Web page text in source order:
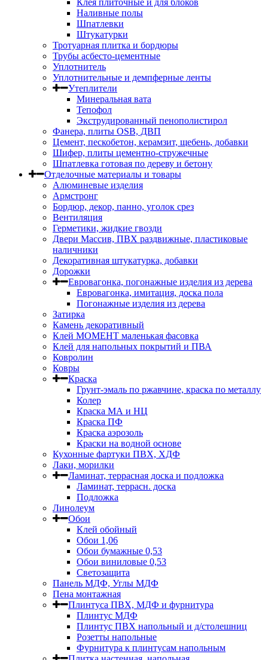
Клея плиточные и для блоков
Наливные полы
Шпатлевки
Штукатурки
Тротуарная плитка и бордюры
Трубы асбесто-цементные
Уплотнитель
Уплотнительные и демпферные ленты
Утеплители
Минеральная вата
Тепофол
Экструдированный пенополистирол
Фанера, плиты OSB, ДВП
Цемент, пескобетон, керамзит, щебень, добавки
Шифер, плиты цементно-стружечные
Шпатлевка готовая по дереву и бетону
Отделочные материалы и товары
Алюминевые изделия
Армстронг
Бордюр, декор, панно, уголок срез
Вентиляция
Герметики, жидкие гвозди
Двери Массив, ПВХ раздвижные, пластиковые
наличники
Декоративная штукатурка, добавки
Дорожки
Евровагонка, погонажные изделия из дерева
Евровагонка, имитация, доска пола
Погонажные изделия из дерева
Затирка
Камень декоративный
Клей МОМЕНТ маленькая фасовка
Клей для напольных покрытий и ПВА
Ковролин
Ковры
Краска
Грунт-эмаль по ржавчине, краска по металлу
Колер
Краска МА и НЦ
Краска ПФ
Краска аэрозоль
Краски на водной основе
Кухонные фартуки ПВХ, ХДФ
Лаки, морилки
Ламинат, террасная доска и подложка
Ламинат, террасн. доска
Подложка
Линолеум
Обои
Клей обойный
Обои 1,06
Обои бумажные 0,53
Обои виниловые 0,53
Светозащита
Панель МДФ, Углы МДФ
Пена монтажная
Плинтуса ПВХ, МДФ и фурнитура
Плинтус МДФ
Плинтус ПВХ напольный и д/столешниц
Розетты напольные
Фурнитура к плинтусам напольным